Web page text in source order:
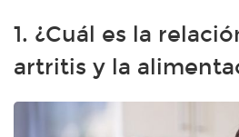
1. ¿Cuál es la
artritis y la